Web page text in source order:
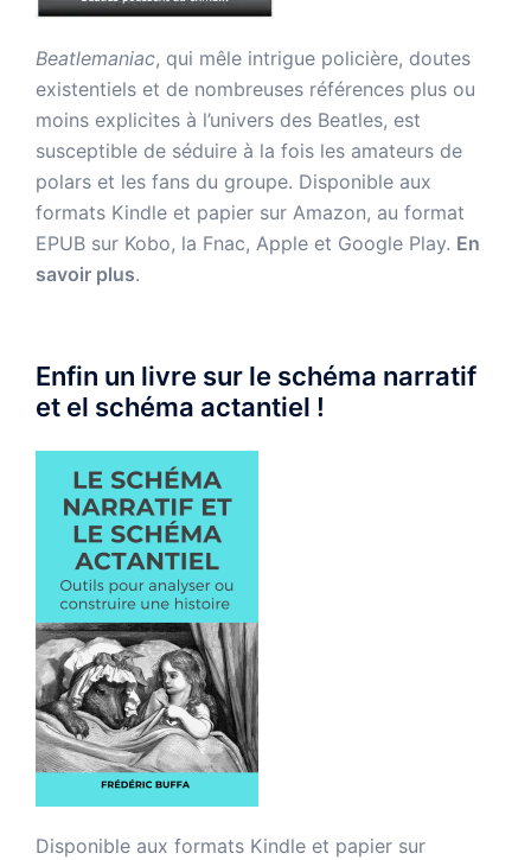
Beatlemaniac, qui mêle intrigue policière, doutes
existentiels et de nombreuses références plus ou
moins explicites à l’univers des Beatles, est
susceptible de séduire à la fois les amateurs de
polars et les fans du groupe. Disponible aux
formats Kindle et papier sur Amazon, au format
EPUB sur Kobo, la Fnac, Apple et Google Play. En
savoir plus.
Enfin un livre sur le schéma narratif
et el schéma actantiel !
Disponible aux formats Kindle et papier sur